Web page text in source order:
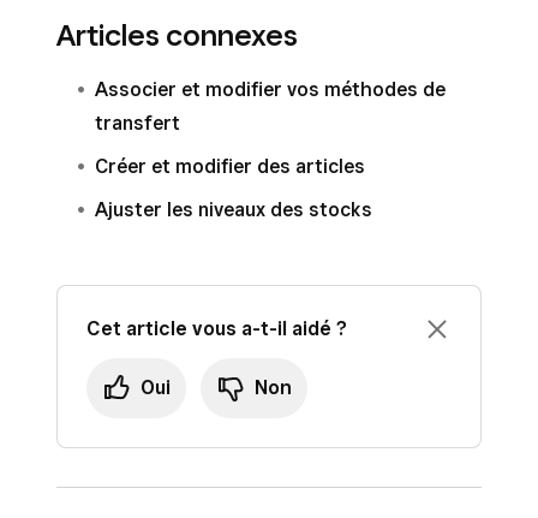
Articles connexes
Associer et modifier vos méthodes de
transfert
Créer et modifier des articles
Ajuster les niveaux des stocks
Cet article vous a-t-il aidé ?
Oui Non